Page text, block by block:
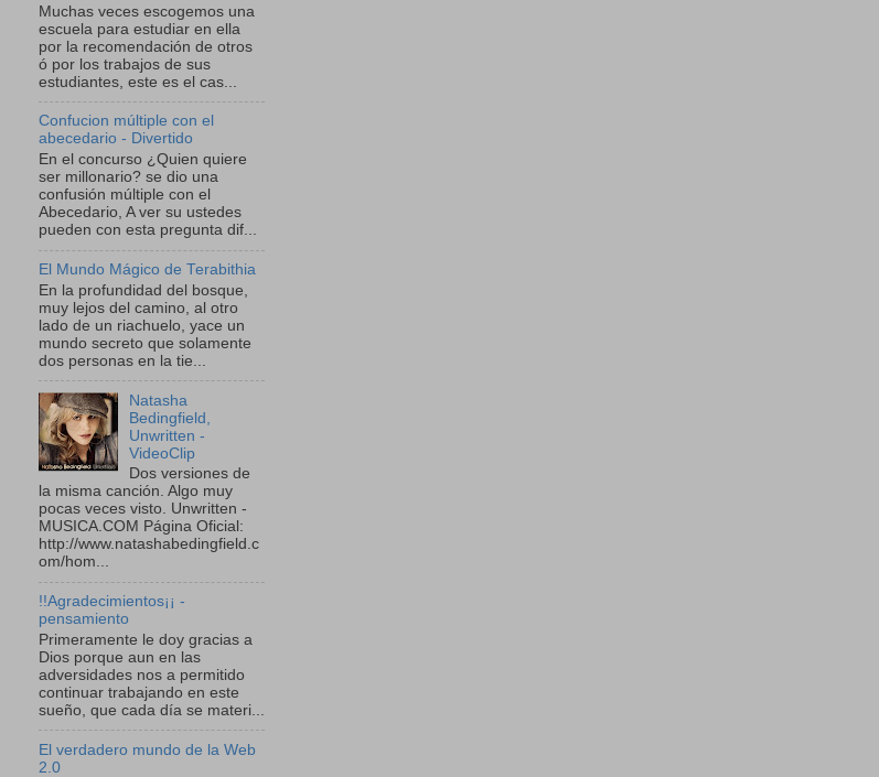
Muchas veces escogemos una
escuela para estudiar en ella
por la recomendación de otros
ó por los trabajos de sus
estudiantes, este es el cas...
Confucion múltiple con el
abecedario - Divertido
En el concurso ¿Quien quiere
ser millonario? se dio una
confusión múltiple con el
Abecedario, A ver su ustedes
pueden con esta pregunta dif...
El Mundo Mágico de Terabithia
En la profundidad del bosque,
muy lejos del camino, al otro
lado de un riachuelo, yace un
mundo secreto que solamente
dos personas en la tie...
Natasha
Bedingfield,
Unwritten -
VideoClip
Dos versiones de
la misma canción. Algo muy
pocas veces visto. Unwritten -
MUSICA.COM Página Oficial:
http://www.natashabedingfield.c
om/hom...
!!Agradecimientos¡¡ -
pensamiento
Primeramente le doy gracias a
Dios porque aun en las
adversidades nos a permitido
continuar trabajando en este
sueño, que cada día se materi...
El verdadero mundo de la Web
2.0